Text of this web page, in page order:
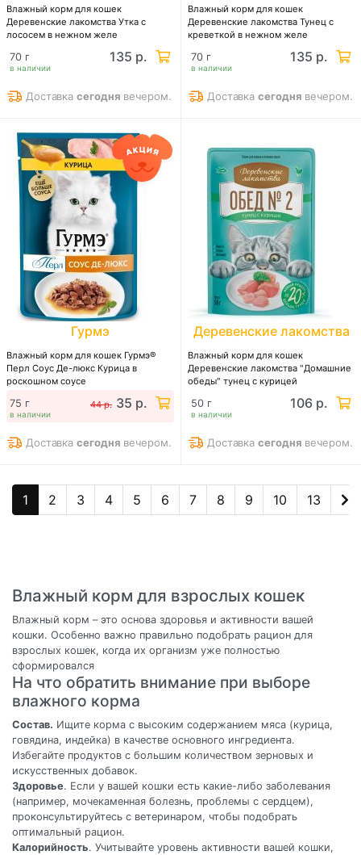
Влажный корм для кошек
Деревенские лакомства Утка с
лососем в нежном желе
в наличии
70 г 135 р.
Доставкасегодня вечером.
Влажный корм для кошек
Деревенские лакомства Тунец с
креветкой в нежном желе
в наличии
70 г 135 р.
Доставкасегодня вечером.
Гурмэ
Влажный корм для кошек Гурмэ®
Перл Соус Де-люкс Курица в
роскошном соусе
в наличии
75 г 44 р. 35 р.
Доставкасегодня вечером.
Деревенские лакомства
Влажный корм для кошек
Деревенские лакомства "Домашние
обеды" тунец с курицей
в наличии
50 г 106 р.
Доставкасегодня вечером.
1 2 3 4 5 6 7 8 9 10 13
Влажный корм для взрослых кошек
Влажный корм – это основа здоровья и активности вашей
кошки. Особенно важно правильно подобрать рацион для
взрослых кошек, когда их организм уже полностью
сформировался
На что обратить внимание при выборе
влажного корма
Состав. Ищите корма с высоким содержанием мяса (курица,
говядина, индейка) в качестве основного ингредиента.
Избегайте продуктов с большим количеством зерновых и
искусственных добавок.
Здоровье. Если у вашей кошки есть какие-либо заболевания
(например, мочекаменная болезнь, проблемы с сердцем),
проконсультируйтесь с ветеринаром, чтобы подобрать
оптимальный рацион.
Калорийность. Учитывайте уровень активности вашей кошки,